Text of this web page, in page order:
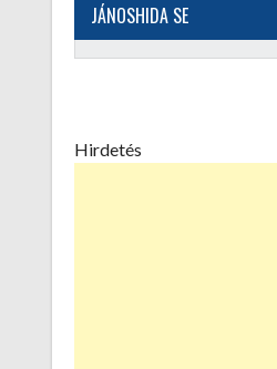
JÁNOSHIDA SE
Hirdetés